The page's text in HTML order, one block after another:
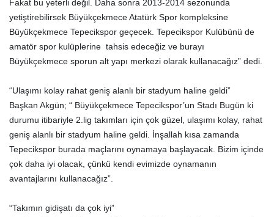
Fakat bu yeterli değil. Daha sonra 2013-2014 sezonunda
yetiştirebilirsek Büyükçekmece Atatürk Spor kompleksine
Büyükçekmece Tepecikspor geçecek. Tepecikspor Kulübünü de
amatör spor kulüplerine tahsis edeceğiz ve burayı
Büyükçekmece sporun alt yapı merkezi olarak kullanacağız” dedi.
“Ulaşımı kolay rahat geniş alanlı bir stadyum haline geldi”
Başkan Akgün; “ Büyükçekmece Tepecikspor’un Stadı Bugün ki
durumu itibariyle 2.lig takımları için çok güzel, ulaşımı kolay, rahat
geniş alanlı bir stadyum haline geldi. İnşallah kısa zamanda
Tepecikspor burada maçlarını oynamaya başlayacak. Bizim içinde
çok daha iyi olacak, çünkü kendi evimizde oynamanın
avantajlarını kullanacağız”.
“Takımın gidişatı da çok iyi”